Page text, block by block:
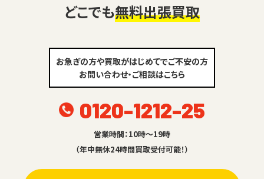
どこでも無料出張買取
お急ぎの方や買取がはじめてでご不安の方
お問い合わせ・ご相談はこちら
0120-1212-25
営業時間：10時～19時
（年中無休24時間買取受付可能！）